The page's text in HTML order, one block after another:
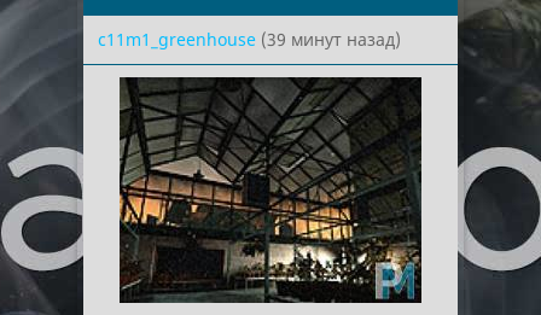
c11m1_greenhouse (39 минут назад)